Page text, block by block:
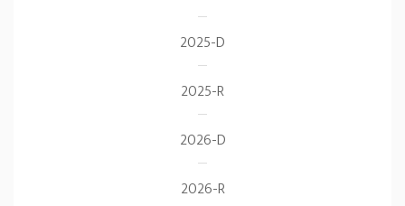
2025-D
2025-R
2026-D
2026-R